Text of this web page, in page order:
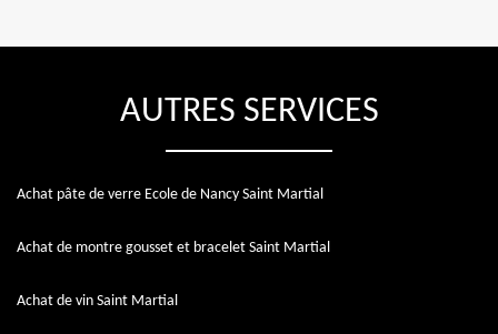
AUTRES SERVICES
Achat pâte de verre Ecole de Nancy Saint Martial
Achat de montre gousset et bracelet Saint Martial
Achat de vin Saint Martial